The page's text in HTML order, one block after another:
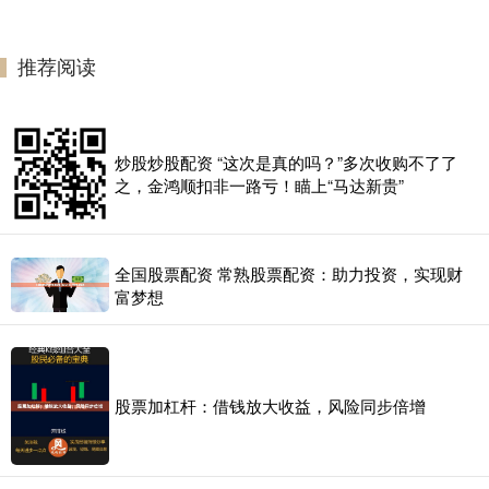
推荐阅读
炒股炒股配资 “这次是真的吗？”多次收购不了了
之，金鸿顺扣非一路亏！瞄上“马达新贵”
全国股票配资 常熟股票配资：助力投资，实现财
富梦想
股票加杠杆：借钱放大收益，风险同步倍增